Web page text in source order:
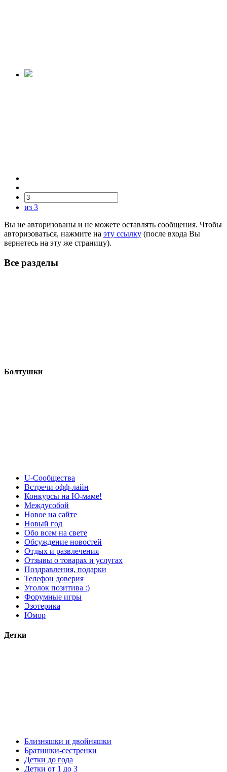
из 3
Вы не авторизованы и не можете оставлять сообщения. Чтобы
авторизоваться, нажмите на эту ссылку (после входа Вы
вернетесь на эту же страницу).
Все разделы
Болтушки
U-Сообщества
Встречи офф-лайн
Конкурсы на Ю-маме!
Междусобой
Новое на сайте
Новый год
Обо всем на свете
Обсуждение новостей
Отдых и развлечения
Отзывы о товарах и услугах
Поздравления, подарки
Телефон доверия
Уголок позитива :)
Форумные игры
Эзотерика
Юмор
Детки
Близняшки и двойняшки
Братишки-сестренки
Детки до года
Детки от 1 до 3